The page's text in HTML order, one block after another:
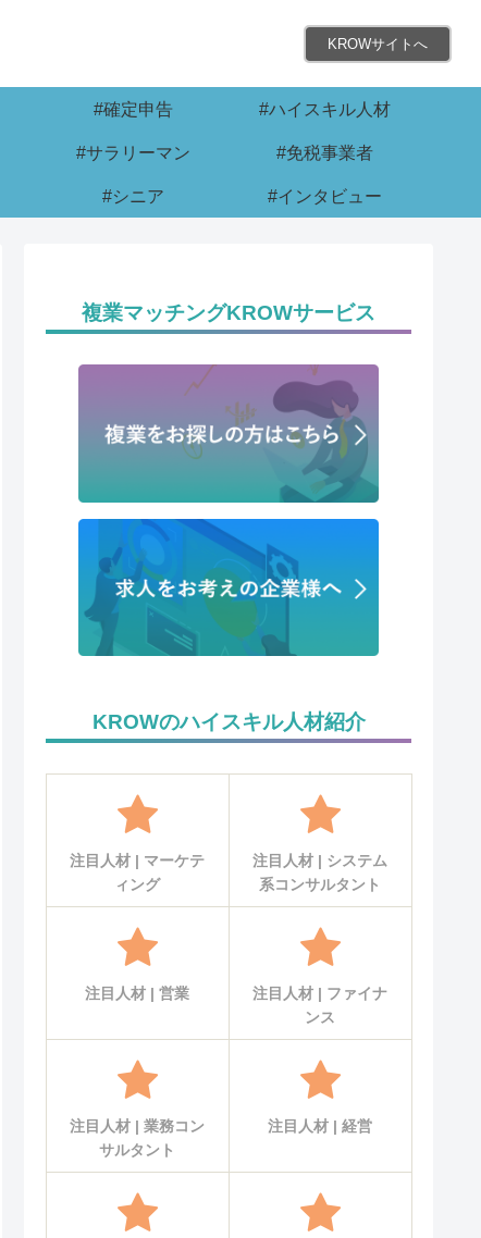
KROWサイトへ
#確定申告 #ハイスキル人材
#サラリーマン #免税事業者
#シニア #インタビュー
複業マッチングKROWサービス
KROWのハイスキル人材紹介
注目人材 | マーケテ
ィング
注目人材 | システム
系コンサルタント
注目人材 | 営業
注目人材 | ファイナ
ンス
注目人材 | 業務コン
サルタント
注目人材 | 経営